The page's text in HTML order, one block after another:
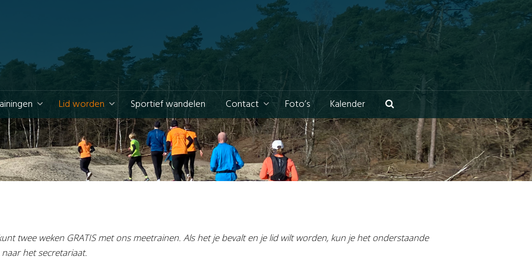
Lid worden Sportief wandelen Contact Foto’s Kalender
twee weken GRATIS met ons meetrainen. Als het je bevalt en je lid wilt worden, kun je het onderstaande
het secretariaat.